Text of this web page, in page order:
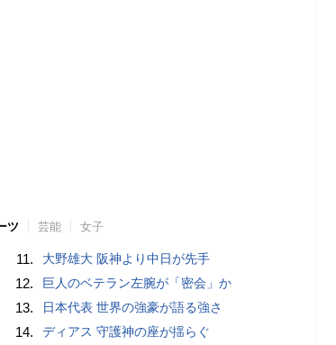
ツ 芸能 女子
11. 大野雄大 阪神より中日が先手
12. 巨人のベテラン左腕が「密会」か
13. 日本代表 世界の強豪が語る強さ
14. ディアス 守護神の座が揺らぐ